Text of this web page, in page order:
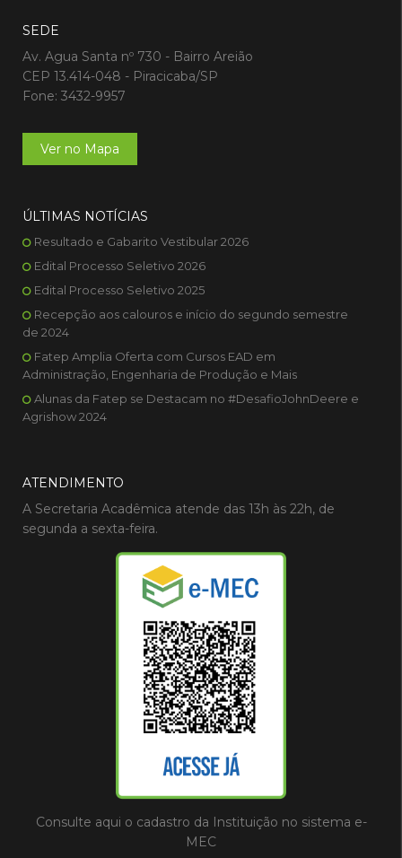
SEDE
Av. Agua Santa nº 730 - Bairro Areião
CEP 13.414-048 - Piracicaba/SP
Fone: 3432-9957
Ver no Mapa
ÚLTIMAS NOTÍCIAS
Resultado e Gabarito Vestibular 2026
Edital Processo Seletivo 2026
Edital Processo Seletivo 2025
Recepção aos calouros e início do segundo semestre
de 2024
Fatep Amplia Oferta com Cursos EAD em
Administração, Engenharia de Produção e Mais
Alunas da Fatep se Destacam no #DesafioJohnDeere e
Agrishow 2024
ATENDIMENTO
A Secretaria Acadêmica atende das 13h às 22h, de
segunda a sexta-feira.
Consulte aqui o cadastro da Instituição no sistema e-
MEC